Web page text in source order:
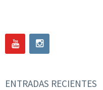
ENTRADAS RECIENTES